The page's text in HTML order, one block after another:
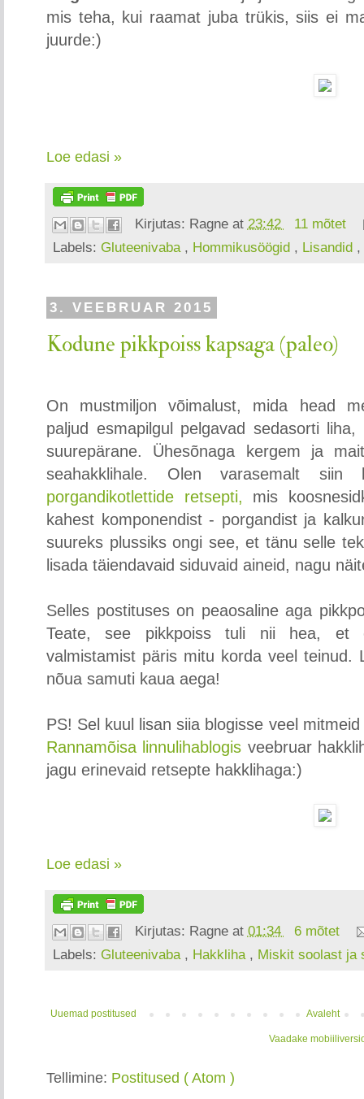
mis teha, kui raamat juba trükis, siis ei
juurde:)
Loe edasi »
Kirjutas: Ragne at 23:42
11 mõtet
Labels: Gluteenivaba , Hommikusöögid , Lisandid ,
3. VEEBRUAR 2015
Kodune pikkpoiss kapsaga (paleo)
On mustmiljon võimalust, mida head
paljud esmapilgul pelgavad sedasorti
suurepärane. Ühesõnaga kergem ja
seahakklihale. Olen varasemalt
porgandikotlettide retsepti, mis
kahest komponendist - porgandist ja
suureks plussiks ongi see, et tänu selle
lisada täiendavaid siduvaid aineid, nagu
Selles postituses on peaosaline aga
Teate, see pikkpoiss tuli nii hea, et
valmistamist päris mitu korda veel teinud.
nõua samuti kaua aega!
PS! Sel kuul lisan siia blogisse veel
Rannamõisa linnulihablogis veebruar
jagu erinevaid retsepte hakklihaga:)
Loe edasi »
Kirjutas: Ragne at 01:34
6 mõtet
Labels: Gluteenivaba , Hakkliha , Miskit soolast ja
Uuemad postitused Avaleht
Vaadake
Tellimine: Postitused ( Atom )